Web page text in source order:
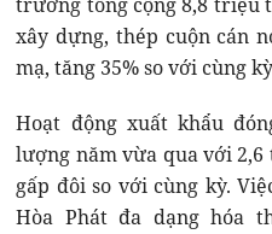
xây dựng, thép cuộn cán
mạ, tăng 35% so với cùng
Hoạt động xuất khẩu
lượng năm vừa qua với
gấp đôi so với cùng kỳ.
Hòa Phát đa dạng hóa